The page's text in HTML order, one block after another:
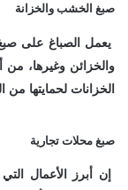
صبغ الخشب والخزانة
يعمل الصباغ على صبغ
والخزائن وغيرها، من
الخزانات لحمايتها من
صبغ محلات تجارية
إن أبرز الأعمال